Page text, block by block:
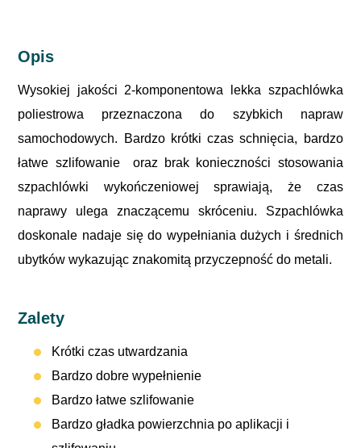
Opis
Wysokiej jakości 2-komponentowa lekka szpachlówka
poliestrowa przeznaczona do szybkich napraw
samochodowych. Bardzo krótki czas schnięcia, bardzo
łatwe szlifowanie oraz brak konieczności stosowania
szpachlówki wykończeniowej sprawiają, że czas
naprawy ulega znaczącemu skróceniu. Szpachlówka
doskonale nadaje się do wypełniania dużych i średnich
ubytków wykazując znakomitą przyczepność do metali.
Zalety
Krótki czas utwardzania
Bardzo dobre wypełnienie
Bardzo łatwe szlifowanie
Bardzo gładka powierzchnia po aplikacji i